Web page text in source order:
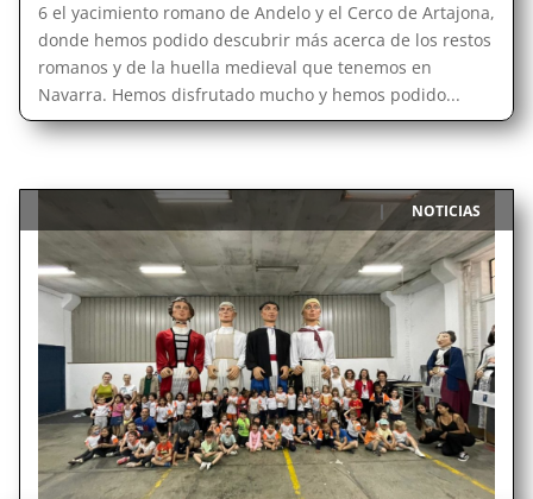
6 el yacimiento romano de Andelo y el Cerco de Artajona,
donde hemos podido descubrir más acerca de los restos
romanos y de la huella medieval que tenemos en
Navarra. Hemos disfrutado mucho y hemos podido...
NOTICIAS